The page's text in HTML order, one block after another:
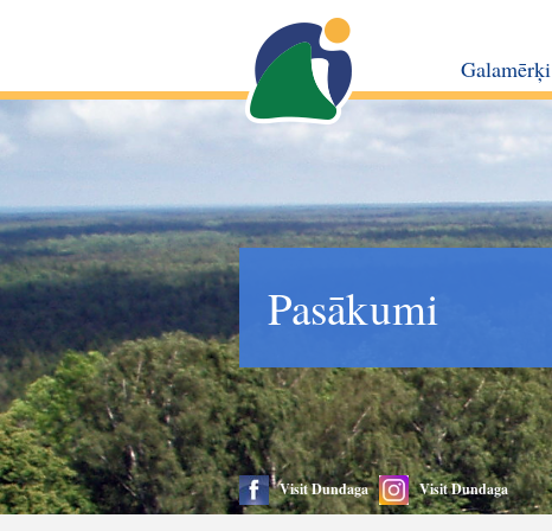
Galamērķi
Pasākumi
Visit Dundaga Visit Dundaga